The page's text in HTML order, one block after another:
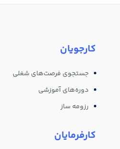
کارجویان
جستجوی فرصت‌های شغلی
دوره‌های آموزشی
رزومه ساز
کارفرمایان